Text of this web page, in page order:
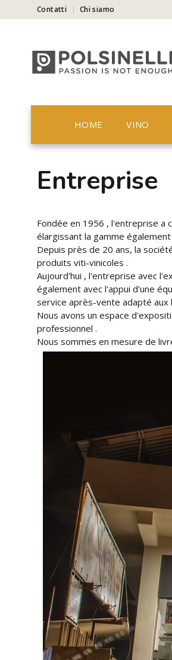
Contatti Chi siamo
HOME VINO
Entreprise
Fondée en 1956 , l'entreprise a
élargissant la gamme
Depuis près de 20 ans, la
produits viti-vinicoles .
Aujourd'hui , l'entreprise avec
également avec l'appui d'une
service après-vente adapté
Nous avons un espace
professionnel .
Nous sommes en mesure de